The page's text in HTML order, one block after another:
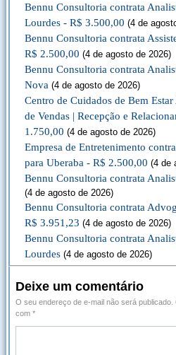
Bennu Consultoria contrata
Lourdes - R$ 3.500,00 (4 de
Bennu Consultoria contrata
R$ 2.500,00 (4 de agosto de 2026)
Bennu Consultoria contrata
Nova (4 de agosto de 2026)
Centro de Cuidados de Bem
de Vendas | Recepção e
1.750,00 (4 de agosto de 2026)
Empresa de Entretenimento
para Uberaba - R$ 2.500,00 (4 de
Bennu Consultoria contrata
(4 de agosto de 2026)
Bennu Consultoria contrata
R$ 3.951,23 (4 de agosto de 2026)
Bennu Consultoria contrata
Lourdes (4 de agosto de 2026)
Deixe um comentário
O seu endereço de e-mail não será publicado.
com *